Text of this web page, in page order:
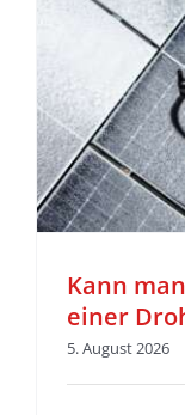
Kann
einer
5. August 2026